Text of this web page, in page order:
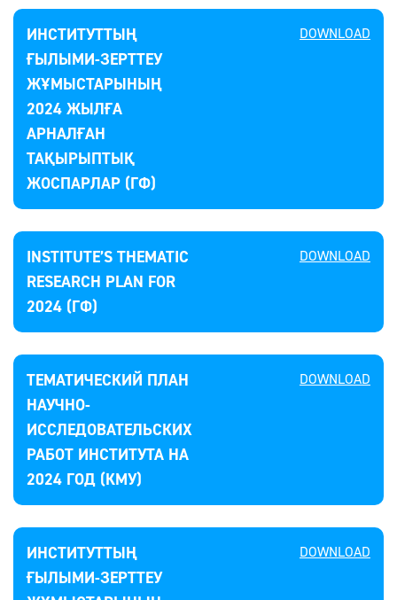
ИНСТИТУТТЫҢ
ҒЫЛЫМИ-ЗЕРТТЕУ
ЖҰМЫСТАРЫНЫҢ
2024 ЖЫЛҒА
АРНАЛҒАН
ТАҚЫРЫПТЫҚ
ЖОСПАРЛАР (ГФ)
DOWNLOAD
INSTITUTE’S THEMATIC
RESEARCH PLAN FOR
2024 (ГФ)
DOWNLOAD
ТЕМАТИЧЕСКИЙ ПЛАН
НАУЧНО-
ИССЛЕДОВАТЕЛЬСКИХ
РАБОТ ИНСТИТУТА НА
2024 ГОД (КМУ)
DOWNLOAD
ИНСТИТУТТЫҢ
ҒЫЛЫМИ-ЗЕРТТЕУ
DOWNLOAD